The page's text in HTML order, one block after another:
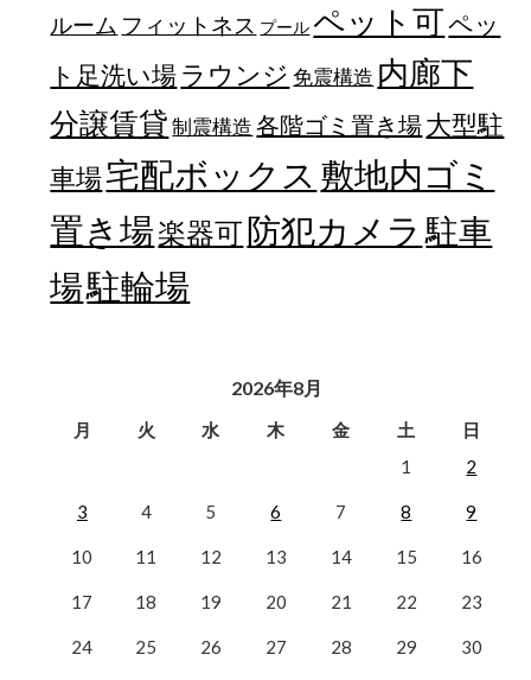
ルーム フィットネス プール ペット可ペッ
ト足洗い場 ラウンジ 免震構造 内廊下
分譲賃貸 制震構造 各階ゴミ置き場大型駐
車場宅配ボックス 敷地内ゴミ
置き場楽器可防犯カメラ 駐車
場駐輪場
2026年8月
月 火 水 木 金 土
日
1
2
3 4 5 6 7 8 9
10 11 12 13 14 15 16
17 18 19 20 21 22 23
24 25 26 27 28 29 30